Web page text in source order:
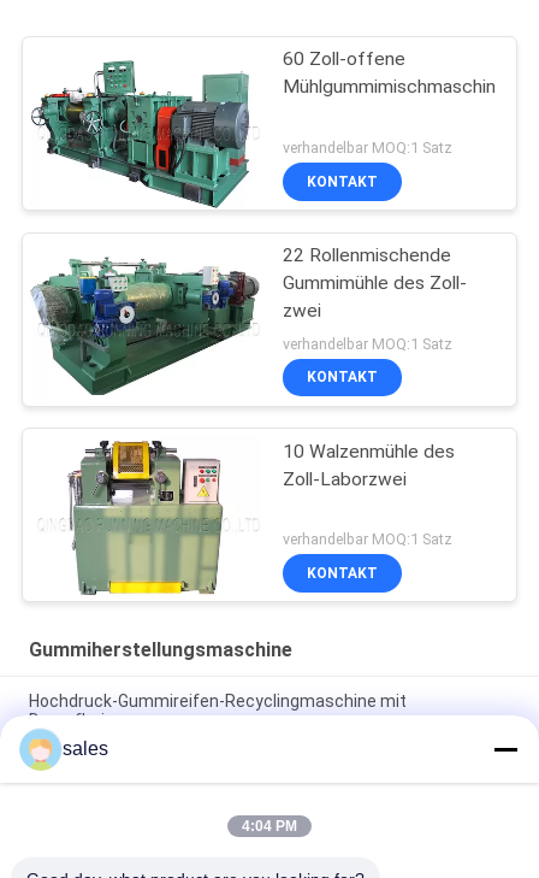
60 Zoll-offene
Mühlgummimischmaschine
verhandelbar MOQ:1 Satz
KONTAKT
22 Rollenmischende
Gummimühle des Zoll-
zwei
verhandelbar MOQ:1 Satz
KONTAKT
10 Walzenmühle des
Zoll-Laborzwei
verhandelbar MOQ:1 Satz
KONTAKT
Gummiherstellungsmaschine
Hochdruck-Gummireifen-Recyclingmaschine mit
Dampfheizung
Horizontale Zwei-Presse-Gummimaschine Elektrische
Heizung
Platten-hydraulische kurierende
sales
4:04 PM